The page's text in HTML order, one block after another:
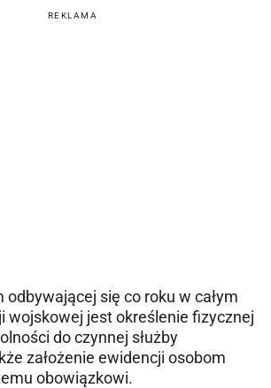
REKLAMA
odbywającej się co roku w całym
wojskowej jest określenie fizycznej
do czynnej służby
założenie ewidencji osobom
obowiązkowi.